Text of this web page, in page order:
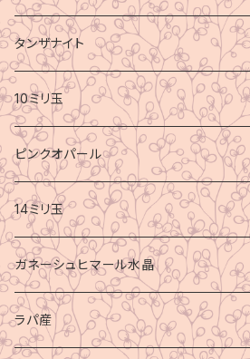
タンザナイト
10ミリ玉
ピンクオパール
14ミリ玉
ガネーシュヒマール水晶
ラパ産